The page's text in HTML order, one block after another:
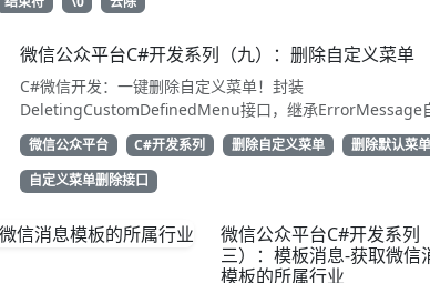
微信公众平台C#开发系列（九）：删除自定义菜单
C#微信开发：一键删除自定义菜单！封装
DeletingCustomDefinedMenu接口，继承ErrorMessage
解析结果。只需access_token即可调用API清除配置。代码
用性强，告别繁琐XML处理，直接GetResponse获取状态
动态管理公众号的开发者，建议收藏备用！
微信公众平台 C#开发系列 删除自定义菜单
删除默认菜单
自定义菜单删除接口
微信公众平台C#开发系列
三）：模板消息-获取微信
模板的所属行业